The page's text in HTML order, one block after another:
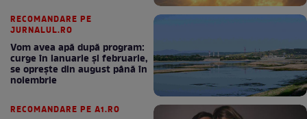
RECOMANDARE PE
JURNALUL.RO
Vom avea apă după program:
curge în ianuarie și februarie,
se oprește din august până în
noiembrie
RECOMANDARE PE A1.RO